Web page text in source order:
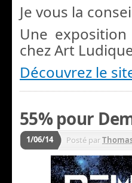
Je vous la
Une
chez Art
Découvrez le
55% pour
1/06/14 Posté par